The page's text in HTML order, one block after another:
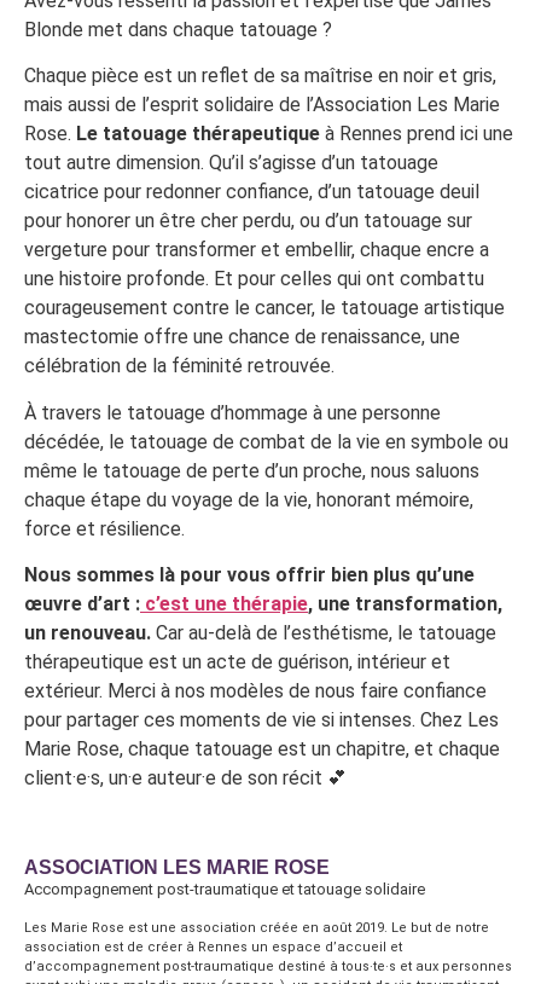
Blonde met dans chaque tatouage ?
Chaque pièce est un reflet de sa maîtrise en noir et gris,
mais aussi de l’esprit solidaire de l’Association Les Marie
Rose. Le tatouage thérapeutique à Rennes prend ici une
tout autre dimension. Qu’il s’agisse d’un tatouage
cicatrice pour redonner confiance, d’un tatouage deuil
pour honorer un être cher perdu, ou d’un tatouage sur
vergeture pour transformer et embellir, chaque encre a
une histoire profonde. Et pour celles qui ont combattu
courageusement contre le cancer, le tatouage artistique
mastectomie offre une chance de renaissance, une
célébration de la féminité retrouvée.
À travers le tatouage d’hommage à une personne
décédée, le tatouage de combat de la vie en symbole ou
même le tatouage de perte d’un proche, nous saluons
chaque étape du voyage de la vie, honorant mémoire,
force et résilience.
Nous sommes là pour vous offrir bien plus qu’une
œuvre d’art : c’est une thérapie, une transformation,
un renouveau. Car au-delà de l’esthétisme, le tatouage
thérapeutique est un acte de guérison, intérieur et
extérieur. Merci à nos modèles de nous faire confiance
pour partager ces moments de vie si intenses. Chez Les
Marie Rose, chaque tatouage est un chapitre, et chaque
client·e·s, un·e auteur·e de son récit 💕
ASSOCIATION LES MARIE ROSE
Accompagnement post-traumatique et tatouage solidaire
Les Marie Rose est une association créée en août 2019. Le but de notre
association est de créer à Rennes un espace d’accueil et
d’accompagnement post-traumatique destiné à tous·te·s et aux personnes